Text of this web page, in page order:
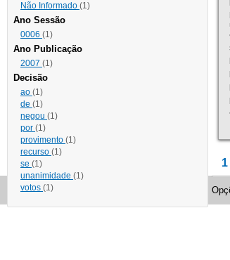
Não Informado (1)
Ano Sessão
0006 (1)
Ano Publicação
2007 (1)
Decisão
ao (1)
de (1)
negou (1)
por (1)
provimento (1)
recurso (1)
se (1)
unanimidade (1)
votos (1)
1